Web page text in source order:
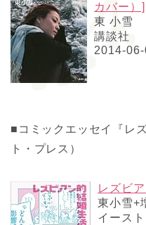
カバー）]
東 小雪
講談社
2014-
■コミックエッセイ『レ
ト・プレス）
レズビ
東小雪+
イース